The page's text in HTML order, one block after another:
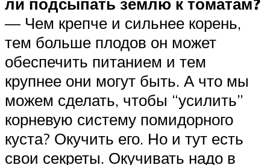
— Чем крепче и сильнее корень,
тем больше плодов он может
обеспечить питанием и тем
крупнее они могут быть. А что мы
можем сделать, чтобы “усилить”
корневую систему помидорного
куста? Окучить его. Но и тут есть
свои секреты. Окучивать надо в